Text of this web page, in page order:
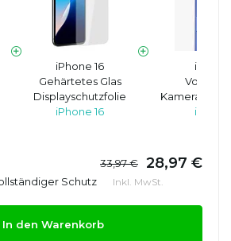
iPhone 16
Gehärtetes Glas
Displayschutzfolie
iPhone 16
iPhone
iPhone
33,97 € 28,97 €
Schutz Inkl. MwSt.
In den Warenkorb